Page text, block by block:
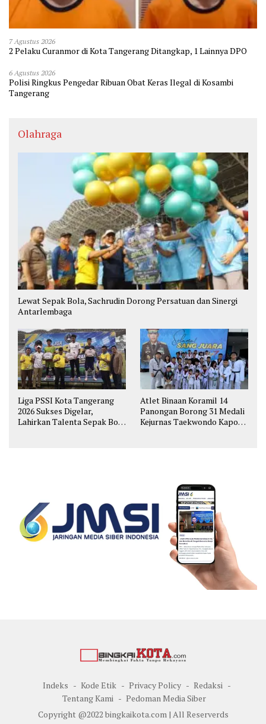
7 Agustus 2026
2 Pelaku Curanmor di Kota Tangerang Ditangkap, 1 Lainnya DPO
6 Agustus 2026
Polisi Ringkus Pengedar Ribuan Obat Keras Ilegal di Kosambi
Tangerang
Olahraga
Lewat Sepak Bola, Sachrudin Dorong Persatuan dan Sinergi
Antarlembaga
Liga PSSI Kota Tangerang
2026 Sukses Digelar,
Lahirkan Talenta Sepak Bola
Atlet Binaan Koramil 14
Panongan Borong 31 Medali
Kejurnas Taekwondo Kapolri
Indeks Kode Etik Privacy Policy
Redaksi
Tentang Kami
Pedoman Media Siber
Copyright @2022 bingkaikota.com | All Reserverds